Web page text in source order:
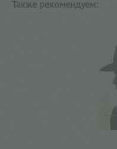
Также рекомендуем: